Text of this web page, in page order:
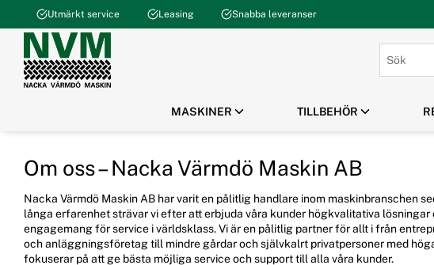
Utmärkt service Leasing Snabba leveranser
MASKINER
AVANT
Aktuella Kampanjer
e-serien
800-serien
700-serien
ATV
Aktuella Kampanjer
Fyrhjulingar
UTV / SxS
Handhållna
Flismaskiner
TILLBEHÖR
AVANT
Fastighetsskötsel
Gräv, Bygg & Borr
Grönyta & Park
Kraftaggregat
Lantbruk & Hästgård
ATV
Bagage / Förvaring
El / Komfort
Plogar
Vinschar / Vinschtillbehör
Vattenskoter / Jetski
Husqvarna
Tillbehör
AVANT
Servicekit
Filter
Olja
Slitdelar
Chassi / Kaross
ATV / UTV
Servicekit
Filter
Olja
Tändstift
Batteri / Laddare
BOKA SERVICE BESTÄLL RESERVDELAR
ATV GUIDE AVANT GUIDE
Om oss – Nacka Värmdö Maskin AB
Nacka Värmdö Maskin AB har varit en pålitlig handlare inom maskinbranschen
långa erfarenhet strävar vi efter att erbjuda våra kunder högkvalitativa lösningar
engagemang för service i världsklass. Vi är en pålitlig partner för allt i från
och anläggningsföretag till mindre gårdar och självkalrt privatpersoner med
fokuserar på att ge bästa möjliga service och support till alla våra kunder.